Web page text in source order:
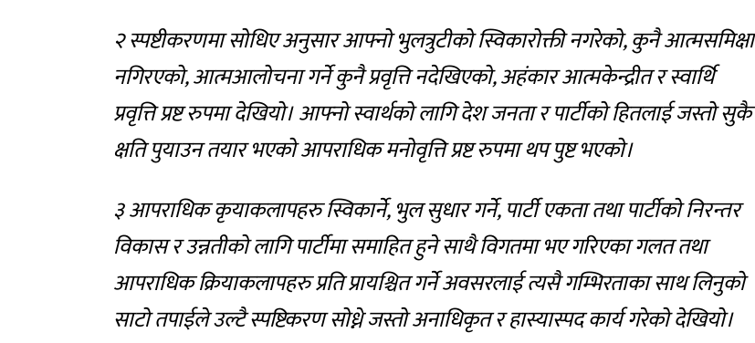
२ स्पष्टीकरणमा सोधिए अनुसार आफ्नो भुलत्रुटीको स्विकारोक्ती नगरेको, कुनै आत्मसमिक्षा
नगिरएको, आत्मआलोचना गर्ने कुनै प्रवृत्ति नदेखिएको, अहंकार आत्मकेन्द्रीत र स्वार्थि
प्रवृत्ति प्रष्ट रुपमा देखियो। आफ्नो स्वार्थको लागि देश जनता र पार्टीको हितलाई जस्तो सुकै
क्षति पुयाउन तयार भएको आपराधिक मनोवृत्ति प्रष्ट रुपमा थप पुष्ट भएको।
३ आपराधिक कृयाकलापहरु स्विकार्ने, भुल सुधार गर्ने, पार्टी एकता तथा पार्टीको निरन्तर
विकास र उन्नतीको लागि पार्टीमा समाहित हुने साथै विगतमा भए गरिएका गलत तथा
आपराधिक क्रियाकलापहरु प्रति प्रायश्चित गर्ने अवसरलाई त्यसै गम्भिरताका साथ लिनुको
साटो तपाईले उल्टै स्पष्टिकरण सोध्ने जस्तो अनाधिकृत र हास्यास्पद कार्य गरेको देखियो।